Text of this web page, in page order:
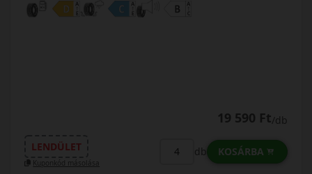
19 590 Ft/db
LENDÜLET
Kuponkód másolása
db KOSÁRBA